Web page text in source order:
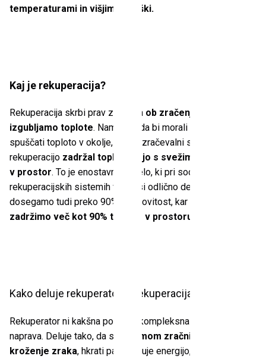
temperaturami in višjimi stroški.
Kaj je rekuperacija?
Rekuperacija skrbi prav za to, da ob zračenju ne
izgubljamo toplote. Namesto, da bi morali odpirati okna in
spuščati toploto v okolje, bo prezračevalni sistem z
rekuperacijo zadržal toploto in jo s svežim zrakom vrnil
v prostor. To je enostavno načelo, ki pri sodobnih
rekuperacijskih sistemih v praksi odlično deluje –
dosegamo tudi preko 90% učinkovitost, kar pomeni, da
zadržimo več kot 90% toplote v prostoru!
Kako deluje rekuperator in rekuperacija zraka?
Rekuperator ni kakšna posebej kompleksna ali draga
naprava. Deluje tako, da s
sistemom zračnikov vzdržuje
kroženje zraka, hkrati pa zadržuje energijo, ki bi sicer ušla